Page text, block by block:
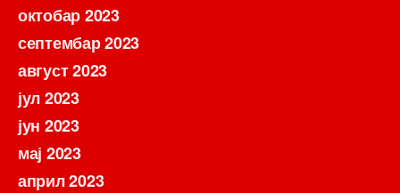
октобар 2023
септембар 2023
август 2023
јул 2023
јун 2023
мај 2023
април 2023